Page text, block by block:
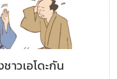
าวเอโดะกัน